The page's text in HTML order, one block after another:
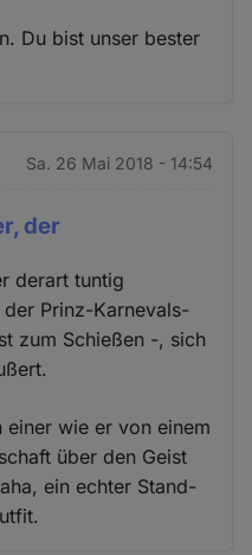
Du bist unser bester
Sa. 26 Mai 2018 - 14:54
der
derart tuntig
Prinz-Karnevals-
zum Schießen -, sich
wie er von einem
über den Geist
ein echter Stand-